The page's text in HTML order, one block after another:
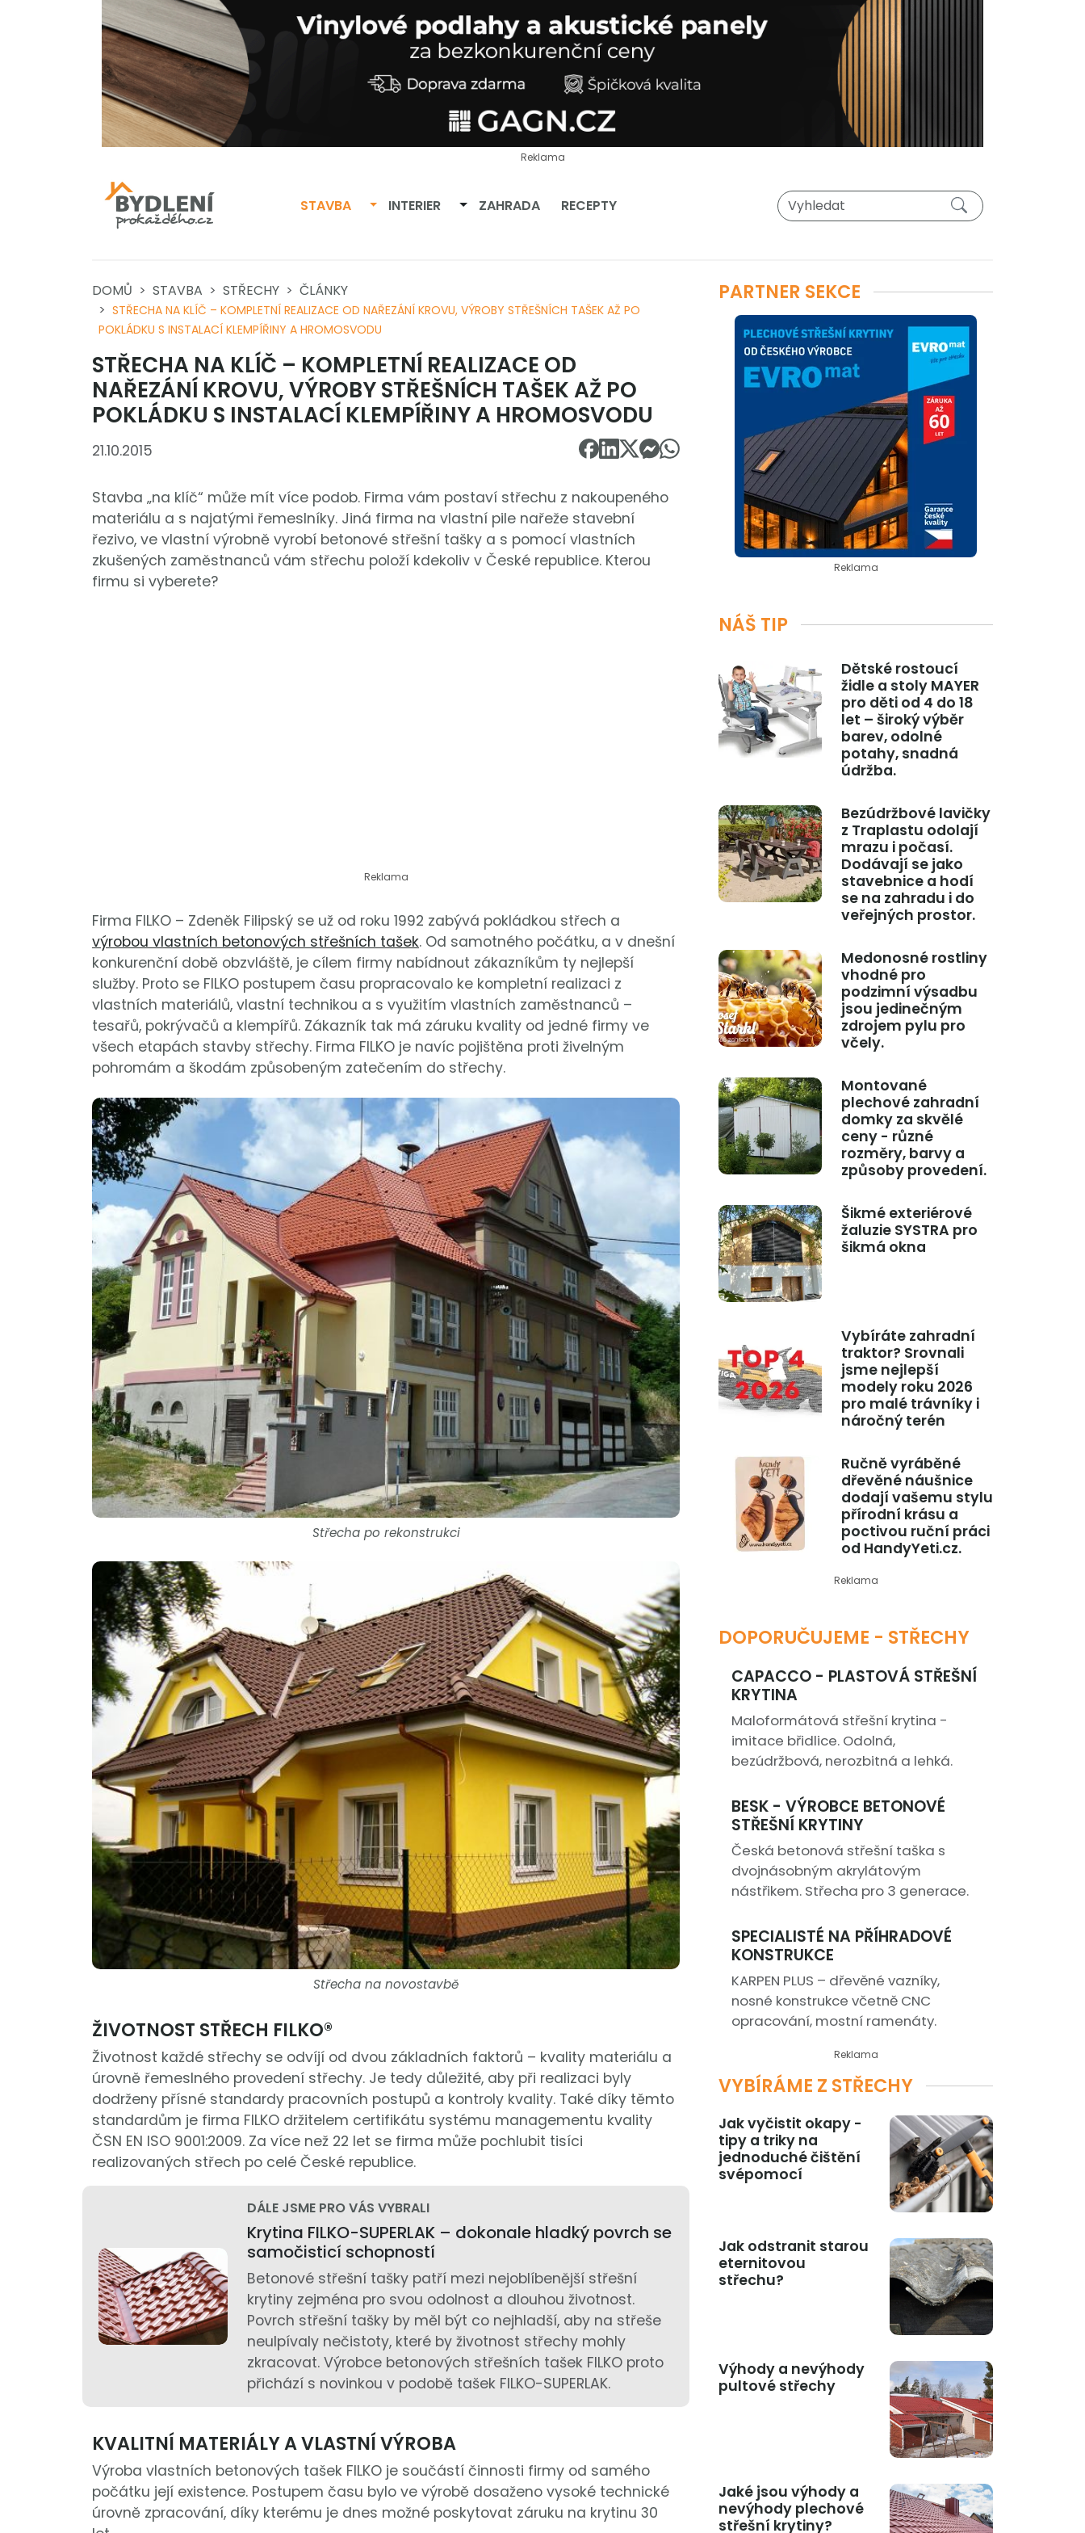
Reklama
STAVBA Přepnout dropdown
INTERIER Přepnout dropdown
ZAHRADA RECEPTY
DOMŮ STAVBA STŘECHY ČLÁNKY
STŘECHA NA KLÍČ – KOMPLETNÍ REALIZACE OD NAŘEZÁNÍ KROVU, VÝROBY STŘEŠNÍCH TAŠEK AŽ PO
POKLÁDKU S INSTALACÍ KLEMPÍŘINY A HROMOSVODU
STŘECHA NA KLÍČ – KOMPLETNÍ REALIZACE OD
NAŘEZÁNÍ KROVU, VÝROBY STŘEŠNÍCH TAŠEK AŽ PO
POKLÁDKU S INSTALACÍ KLEMPÍŘINY A HROMOSVODU
21.10.2015
Stavba „na klíč“ může mít více podob. Firma vám postaví střechu z nakoupeného
materiálu a s najatými řemeslníky. Jiná firma na vlastní pile nařeže stavební
řezivo, ve vlastní výrobně vyrobí betonové střešní tašky a s pomocí vlastních
zkušených zaměstnanců vám střechu položí kdekoliv v České republice. Kterou
firmu si vyberete?
Reklama
Firma FILKO – Zdeněk Filipský se už od roku 1992 zabývá pokládkou střech a
výrobou vlastních betonových střešních tašek. Od samotného počátku, a v dnešní
konkurenční době obzvláště, je cílem firmy nabídnout zákazníkům ty nejlepší
služby. Proto se FILKO postupem času propracovalo ke kompletní realizaci z
vlastních materiálů, vlastní technikou a s využitím vlastních zaměstnanců –
tesařů, pokrývačů a klempířů. Zákazník tak má záruku kvality od jedné firmy ve
všech etapách stavby střechy. Firma FILKO je navíc pojištěna proti živelným
pohromám a škodám způsobeným zatečením do střechy.
Střecha po rekonstrukci
Střecha na novostavbě
ŽIVOTNOST STŘECH FILKO®
Životnost každé střechy se odvíjí od dvou základních faktorů – kvality materiálu a
úrovně řemeslného provedení střechy. Je tedy důležité, aby při realizaci byly
dodrženy přísné standardy pracovních postupů a kontroly kvality. Také díky těmto
standardům je firma FILKO držitelem certifikátu systému managementu kvality
ČSN EN ISO 9001:2009. Za více než 22 let se firma může pochlubit tisíci
realizovaných střech po celé České republice.
DÁLE JSME PRO VÁS VYBRALI
Krytina FILKO-SUPERLAK – dokonale hladký povrch se
samočisticí schopností
Betonové střešní tašky patří mezi nejoblíbenější střešní
krytiny zejména pro svou odolnost a dlouhou životnost.
Povrch střešní tašky by měl být co nejhladší, aby na střeše
neulpívaly nečistoty, které by životnost střechy mohly
zkracovat. Výrobce betonových střešních tašek FILKO proto
přichází s novinkou v podobě tašek FILKO-SUPERLAK.
KVALITNÍ MATERIÁLY A VLASTNÍ VÝROBA
Výroba vlastních betonových tašek FILKO je součástí činnosti firmy od samého
počátku její existence. Postupem času bylo ve výrobě dosaženo vysoké technické
úrovně zpracování, díky kterému je dnes možné poskytovat záruku na krytinu 30
PARTNER SEKCE
Reklama
NÁŠ TIP
Dětské rostoucí
židle a stoly MAYER
pro děti od 4 do 18
let – široký výběr
barev, odolné
potahy, snadná
údržba.
Bezúdržbové lavičky
z Traplastu odolají
mrazu i počasí.
Dodávají se jako
stavebnice a hodí
se na zahradu i do
veřejných prostor.
Medonosné rostliny
vhodné pro
podzimní výsadbu
jsou jedinečným
zdrojem pylu pro
včely.
Montované
plechové zahradní
domky za skvělé
ceny - různé
rozměry, barvy a
způsoby provedení.
Šikmé exteriérové
žaluzie SYSTRA pro
šikmá okna
Vybíráte zahradní
traktor? Srovnali
jsme nejlepší
modely roku 2026
pro malé trávníky i
náročný terén
Ručně vyráběné
dřevěné náušnice
dodají vašemu stylu
přírodní krásu a
poctivou ruční práci
od HandyYeti.cz.
Reklama
DOPORUČUJEME - STŘECHY
CAPACCO - PLASTOVÁ STŘEŠNÍ
KRYTINA
Maloformátová střešní krytina -
imitace břidlice. Odolná,
bezúdržbová, nerozbitná a lehká.
BESK - VÝROBCE BETONOVÉ
STŘEŠNÍ KRYTINY
Česká betonová střešní taška s
dvojnásobným akrylátovým
nástřikem. Střecha pro 3 generace.
SPECIALISTÉ NA PŘÍHRADOVÉ
KONSTRUKCE
KARPEN PLUS – dřevěné vazníky,
nosné konstrukce včetně CNC
opracování, mostní ramenáty.
Reklama
VYBÍRÁME Z STŘECHY
Jak vyčistit okapy -
tipy a triky na
jednoduché čištění
svépomocí
Jak odstranit starou
eternitovou
střechu?
Výhody a nevýhody
pultové střechy
Jaké jsou výhody a
nevýhody plechové
střešní krytiny?